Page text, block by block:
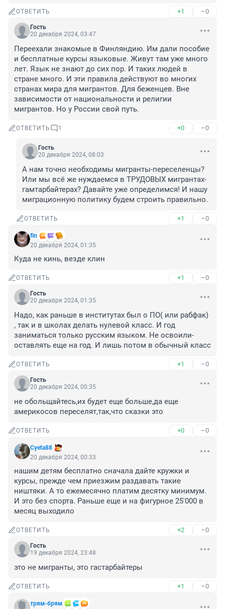
ОТВЕТИТЬ +1 –0
Гость
20 декабря 2024, 03:47
Переехали знакомые в Финляндию. Им дали пособие
и бесплатные курсы языковые. Живут там уже много
лет. Язык не знают до сих пор. И таких людей в
стране много. И эти правила действуют во многих
странах мира для мигрантов. Для беженцев. Вне
зависимости от национальности и религии
мигрантов. Но у России свой путь.
ОТВЕТИТЬ 1 +0 –0
Гость
20 декабря 2024, 08:03
А нам точно необходимы мигранты-переселенцы?
Или мы всё же нуждаемся в ТРУДОВЫХ мигрантах-
гамтарбайтерах? Давайте уже определимся! И нашу
миграционную политику будем строить правильно.
ОТВЕТИТЬ +1 –0
fin
20 декабря 2024, 01:35
Куда не кинь, везде клин
ОТВЕТИТЬ +1 –0
Гость
20 декабря 2024, 01:35
Надо, как раньше в институтах был о ПО( или рабфак)
, так и в школах делать нулевой класс. И год
заниматься только русским языком. Не освоили-
оставлять еще на год. И лишь потом в обычный класс
ОТВЕТИТЬ +1 –0
Гость
20 декабря 2024, 00:35
не обольщайтесь,их будет еще больше,да еще
америкосов переселят,так,что сказки это
ОТВЕТИТЬ +0 –0
Cyeta88
20 декабря 2024, 00:33
нашим детям бесплатно сначала дайте кружки и
курсы, прежде чем приезжим раздавать такие
ништяки. А то ежемесячно платим десятку минимум.
И это без спорта. Раньше еще и на фигурное 25'000 в
месяц выходило
ОТВЕТИТЬ +2 –0
Гость
19 декабря 2024, 23:48
это не мигранты, это гастарбайтеры
ОТВЕТИТЬ +1 –0
трям-брям